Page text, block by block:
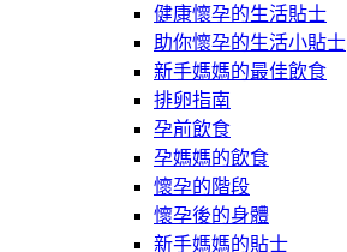
健康懷孕的生活貼士
助你懷孕的生活小貼士
新手媽媽的最佳飲食
排卵指南
孕前飲食
孕媽媽的飲食
懷孕的階段
懷孕後的身體
新手媽媽的貼士